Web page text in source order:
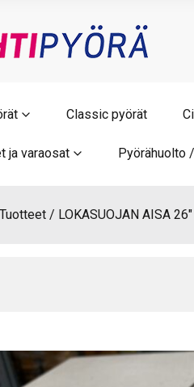
Classic pyörät
ja varaosat Pyörähuolto
Tuotteet LOKASUOJAN AISA